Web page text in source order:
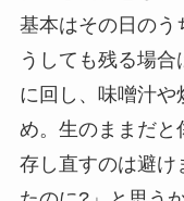
基本はその日のう
うしても残る場
に回し、味噌汁や
め。生のままだと
存し直すのは避け